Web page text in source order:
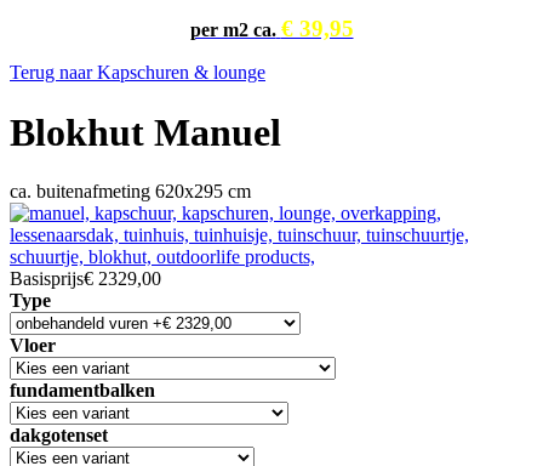
per m2 ca. € 39,95
Terug naar Kapschuren & lounge
Blokhut Manuel
ca. buitenafmeting 620x295 cm
Basisprijs€ 2329,00
Type
Vloer
fundamentbalken
dakgotenset